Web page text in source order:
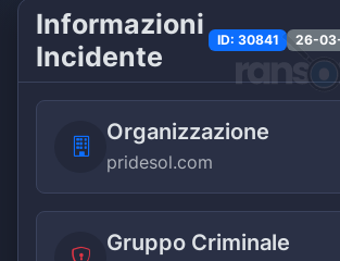
Informazioni
Incidente
ID: 30841 26-
Organizzazione
pridesol.com
Gruppo Criminale